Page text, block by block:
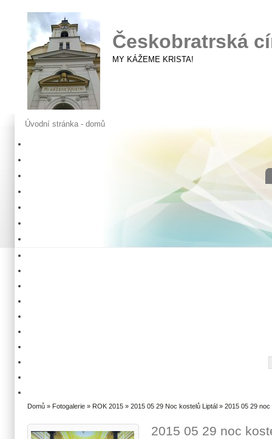
Českobratrská
MY KÁŽEME KRISTA!
Úvodní stránka - domů
Domů » Fotogalerie » ROK 2015 » 2015 05 29 Noc kostelů Liptál » 2015 05 29
2015 05 29 noc